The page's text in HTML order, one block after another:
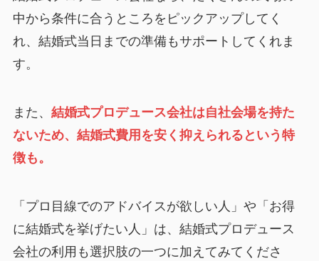
中から条件に合うところをピックアップしてく
れ、結婚式当日までの準備もサポートしてくれま
す。
また、 結婚式プロデュース会社は自社会場を持た
ないため、結婚式費用を安く抑えられるという特
徴も。
「プロ目線でのアドバイスが欲しい人」や「お得
に結婚式を挙げたい人」は、結婚式プロデュース
会社の利用も選択肢の一つに加えてみてくださ